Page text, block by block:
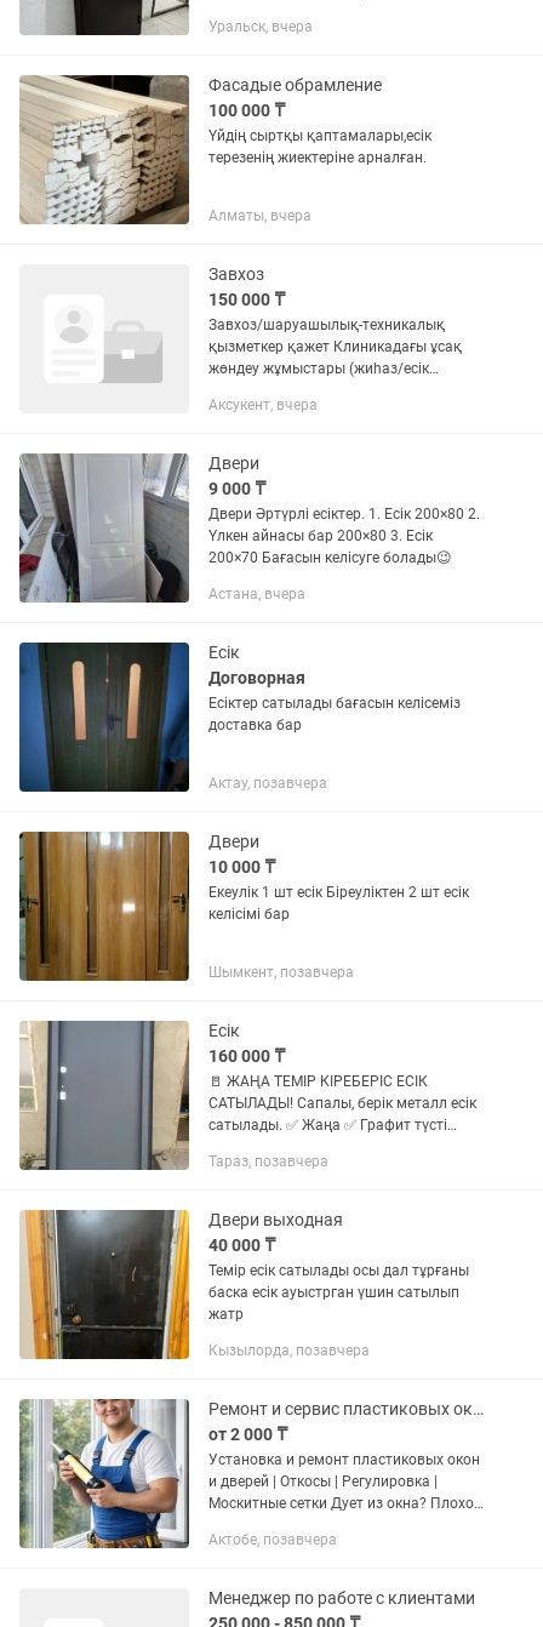
оңға ашылады Бағасы 39мың Адрес
Журнальный...
Уральск, вчера
Фасадые обрамление
100 000 ₸
Үйдің сыртқы қаптамалары,есік
терезенің жиектеріне арналған.
Алматы, вчера
Завхоз
150 000 ₸
Завхоз/шаруашылық-техникалық
қызметкер қажет Клиникадағы ұсақ
жөндеу жұмыстары (жиһаз/есік
қажет заттарды закуп жасау. Күнде
Аксукент, вчера
Двери
9 000 ₸
Двери Әртүрлі есіктер. 1. Есік 200×80 2.
Үлкен айнасы бар 200×80 3. Есік
200×70 Бағасын келісуге болады😉
Астана, вчера
Есік
Договорная
Есіктер сатылады бағасын келісеміз
доставка бар
Актау, позавчера
Двери
10 000 ₸
Екеулік 1 шт есік Біреуліктен 2 шт есік
келісімі бар
Шымкент, позавчера
Есік
160 000 ₸
🚪 ЖАҢА ТЕМІР КІРЕБЕРІС ЕСІК
САТЫЛАДЫ! Сапалы, берік металл есік
сатылады. ✅ Жаңа ✅ Графит түсті
Сенімді құлыптар орнатылған ✅ Жылу
Тараз, позавчера
Двери выходная
40 000 ₸
Темір есік сатылады осы дал тұрғаны
баска есік ауыстрган үшин сатылып
жатр
Кызылорда, позавчера
Ремонт и сервис пластиковых окон и дверей! Услуги мастера!
от 2 000 ₸
Установка и ремонт пластиковых окон
и дверей | Откосы | Регулировка |
Москитные сетки Дует из окна? Плохо
Установим и быстро устраним
Актобе, позавчера
Менеджер по работе с клиентами